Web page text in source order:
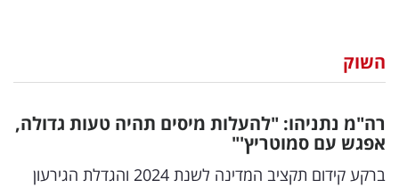
וצרכנות
דיגיטל
וטק
השוק
רה"מ נתניהו: "להעלות מיסים תהיה טעות גדולה,
אפגש עם סמוטריץ'"
ברקע קידום תקציב המדינה לשנת 2024 והגדלת הגירעון